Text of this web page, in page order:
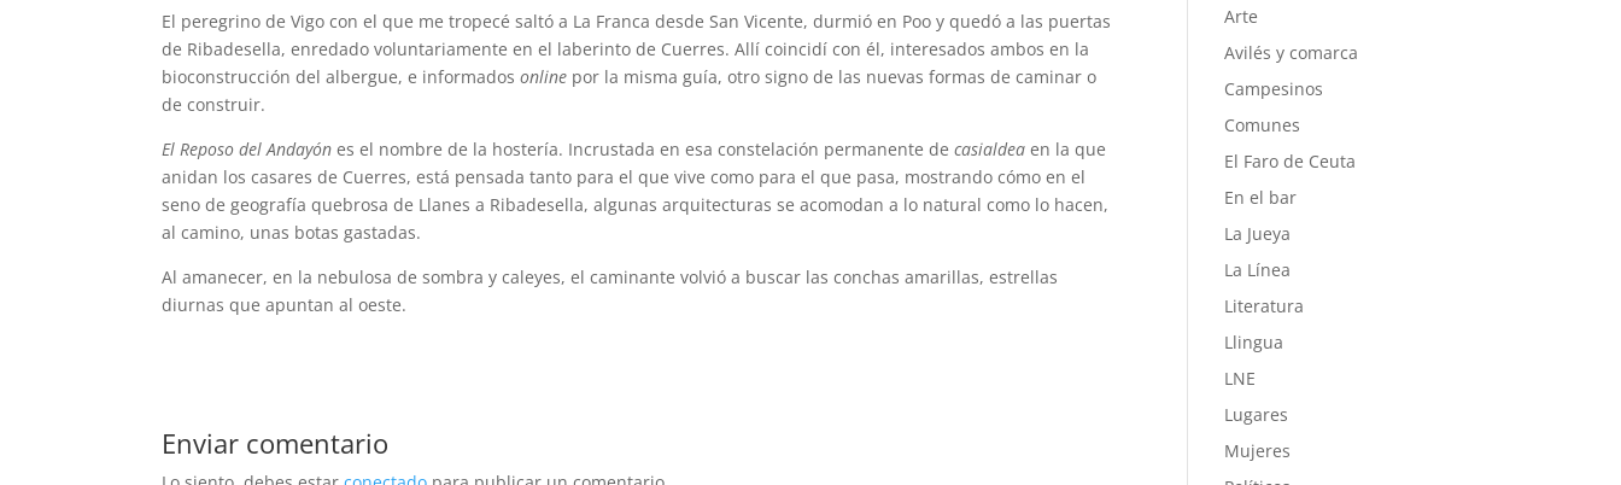
El peregrino de Vigo con el que me tropecé saltó a La Franca desde San Vicente, durmió en Poo y quedó a las puertas
de Ribadesella, enredado voluntariamente en el laberinto de Cuerres. Allí coincidí con él, interesados ambos en la
bioconstrucción del albergue, e informadosonline por la misma guía, otro signo de las nuevas formas de caminar o
de construir.
El Reposo del Andayón es el nombre de la hostería. Incrustada en esa constelación permanente decasialdea en la que
anidan los casares de Cuerres, está pensada tanto para el que vive como para el que pasa, mostrando cómo en el
seno de geografía quebrosa de Llanes a Ribadesella, algunas arquitecturas se acomodan a lo natural como lo hacen,
al camino, unas botas gastadas.
Al amanecer, en la nebulosa de sombra y caleyes, el caminante volvió a buscar las conchas amarillas, estrellas
diurnas que apuntan al oeste.
Enviar comentario
Arte
Avilés y comarca
Campesinos
Comunes
El Faro de Ceuta
En el bar
La Jueya
La Línea
Literatura
Llingua
LNE
Lugares
Mujeres